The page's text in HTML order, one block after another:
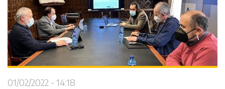
01/02/2022 - 14:18